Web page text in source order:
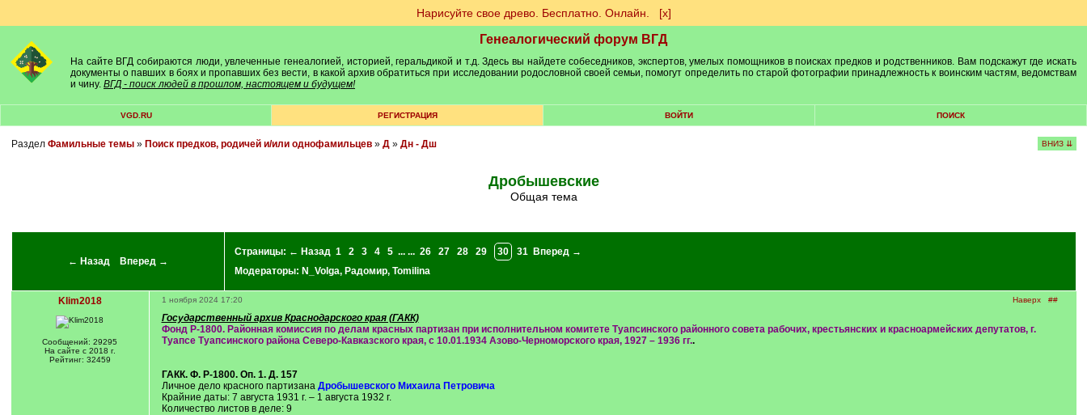
Нарисуйте свое древо. Бесплатно. Онлайн. [х]
Генеалогический форум ВГД
На сайте ВГД собираются люди, увлеченные генеалогией, историей, геральдикой и т.д. Здесь вы найдете собеседников, экспертов, умелых помощников в поисках предков и родственников. Вам подскажут где искать
документы о павших в боях и пропавших без вести, в какой архив обратиться при исследовании родословной своей семьи, помогут определить по старой фотографии принадлежность к воинским частям, ведомствам
и чину. ВГД - поиск людей в прошлом, настоящем и будущем!
VGD.RU РЕГИСТРАЦИЯ ВОЙТИ ПОИСК
Раздел Фамильные темы» Поиск предков, родичей и/или однофамильцев» Д» Дн - Дш ВНИЗ ⇊
Дробышевские
Общая тема
← Назад Вперед →
Страницы: ← Назад 1 2 3 4 5 ... ... 26 27 28 29 30 31
Вперед →
Модераторы: N_Volga, Радомир, Tomilina
Klim2018
Сообщений: 29295
На сайте с 2018 г.
Рейтинг: 32459
Наверх ##
1 ноября 2024 17:20
Государственный архив Краснодарского края (ГАКК)
Фонд Р-1800. Районная комиссия по делам красных партизан при исполнительном комитете Туапсинского районного совета рабочих, крестьянских и красноармейских депутатов, г.
Туапсе Туапсинского района Северо-Кавказского края, с 10.01.1934 Азово-Черноморского края, 1927 – 1936 гг..
ГАКК. Ф. Р-1800. Оп. 1. Д. 157
Личное дело красного партизана Дробышевского Михаила Петровича
Крайние даты: 7 августа 1931 г. – 1 августа 1932 г.
Количество листов в деле: 9